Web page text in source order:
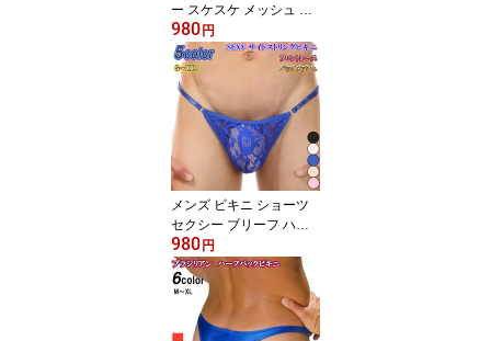
ー スケスケ メッシュ セ
クシー ハイレグ サイド
ストリング ショーツ メ
ンズTバック パンツ メン
ズ下着 男性下着 立体縫
製
980円
メンズ ビキニ ショーツ
セクシー ブリーフ ハー
フバック ビキニブリーフ
シースルー スケスケ レ
ース メッシュ 過激 サイ
ドストリング メンズ下着
男性下着
980円